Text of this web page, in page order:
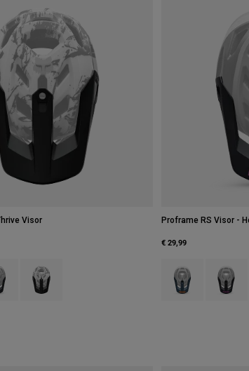
Visor
type of Nootmuskaatbruin.
swatch type of Salie groen.
Product swatch type of Wit.
Proframe RS Visor -
€ 29,99
Product swatch
Product